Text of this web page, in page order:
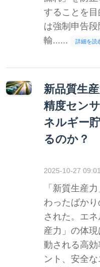
することを
は強制申告
輸......
詳細を読
新品質生
精度セン
ネルギー
るのか？
2025-10-27
「新質生産
わったばか
された。エ
産力」の体
動される高
ント、安全